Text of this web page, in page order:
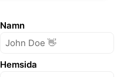
Namn
Hemsida